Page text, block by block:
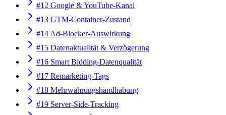
#12 Google & YouTube-Kanal
#13 GTM-Container-Zustand
#14 Ad-Blocker-Auswirkung
#15 Datenaktualität & Verzögerung
#16 Smart Bidding-Datenqualität
#17 Remarketing-Tags
#18 Mehrwährungshandhabung
#19 Server-Side-Tracking